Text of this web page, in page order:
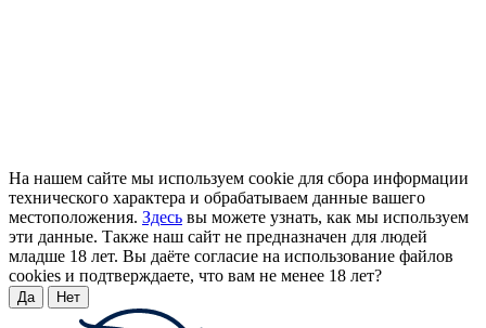
На нашем сайте мы используем cookie для сбора информации
технического характера и обрабатываем данные вашего
местоположения. Здесь вы можете узнать, как мы используем
эти данные. Также наш сайт не предназначен для людей
младше 18 лет. Вы даёте согласие на использование файлов
cookies и подтверждаете, что вам не менее 18 лет?
Да Нет